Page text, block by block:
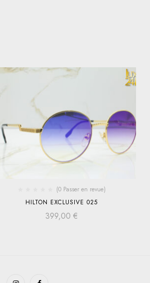
(0 Passer en revue)
HILTON EXCLUSIVE 025
399,00 €